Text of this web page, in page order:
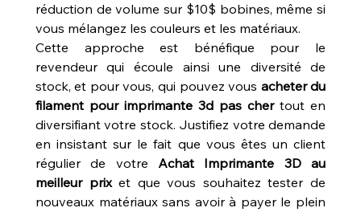
réduction de volume sur $10$ bobines, même si
vous mélangez les couleurs et les matériaux.
Cette approche est bénéfique pour le
revendeur qui écoule ainsi une diversité de
stock, et pour vous, qui pouvez vous acheter du
filament pour imprimante 3d pas cher tout en
diversifiant votre stock. Justifiez votre demande
en insistant sur le fait que vous êtes un client
régulier de votre Achat Imprimante 3D au
meilleur prix et que vous souhaitez tester de
nouveaux matériaux sans avoir à payer le plein